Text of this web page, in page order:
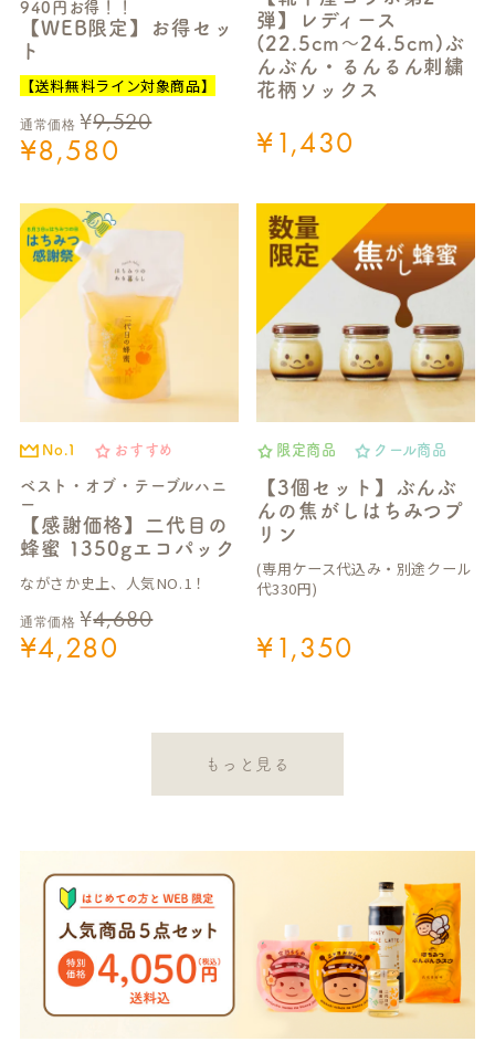
940円お得！！
【WEB限定】お得セッ
ト
【送料無料ライン対象商品】
通常価格 ¥9,520
¥8,580
弾】レディース
(22.5cm～24.5cm)ぶ
んぶん・るんるん刺繍
花柄ソックス
¥1,430
No.1 おすすめ
ベスト・オブ・テーブルハニ
ー
【感謝価格】二代目の
蜂蜜 1350gエコパック
ながさか史上、人気NO.1！
通常価格 ¥4,680
¥4,280
限定商品 クール商品
【3個セット】ぶんぶ
んの焦がしはちみつプ
リン
(専用ケース代込み・別途クール
代330円)
¥1,350
もっと見る